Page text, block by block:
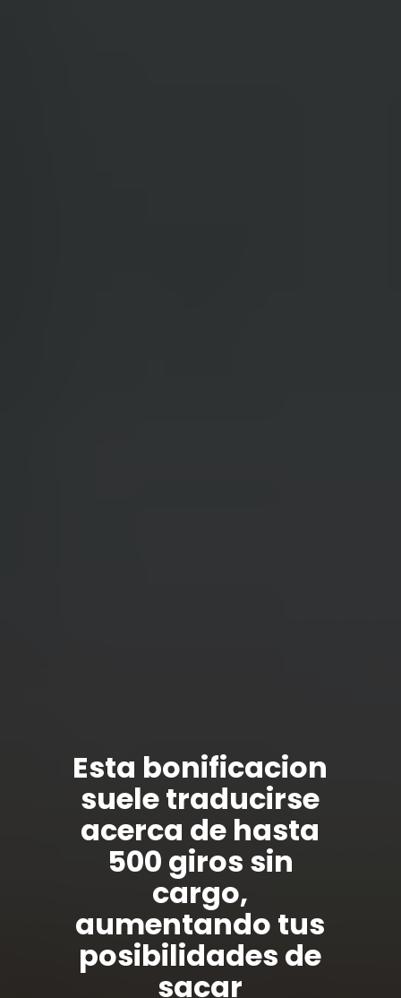
Esta bonificacion
suele traducirse
acerca de hasta
500 giros sin
cargo,
aumentando tus
posibilidades de
sacar